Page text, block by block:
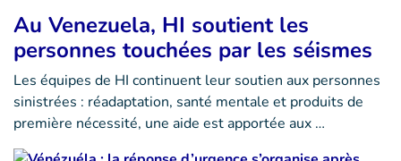
Au Venezuela, HI soutient les
personnes touchées par les séismes
Les équipes de HI continuent leur soutien aux personnes
sinistrées : réadaptation, santé mentale et produits de
première nécessité, une aide est apportée aux …